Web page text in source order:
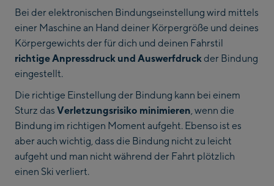
Bei der elektronischen Bindungseinstellung wird mittels
einer Maschine an Hand deiner Körpergröße und deines
Körpergewichts der für dich und deinen Fahrstil
richtige Anpressdruck und Auswerfdruckder Bindung
eingestellt.
Die richtige Einstellung der Bindung kann bei einem
Sturz das Verletzungsrisiko minimieren, wenn die
Bindung im richtigen Moment aufgeht. Ebenso ist es
aber auch wichtig, dass die Bindung nicht zu leicht
aufgeht und man nicht während der Fahrt plötzlich
einen Ski verliert.